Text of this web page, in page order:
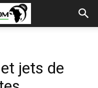
jets de